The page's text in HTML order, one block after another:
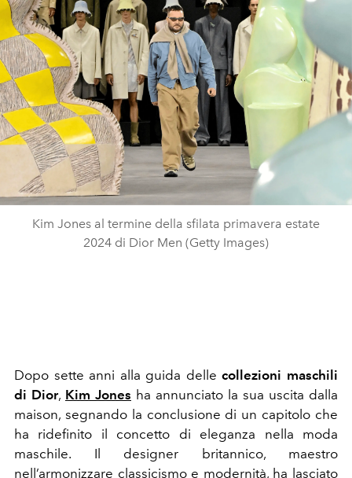
Kim Jones al termine della sfilata primavera estate
2024 di Dior Men (Getty Images)
Dopo sette anni alla guida dellecollezioni maschili
di Dior, Kim Jones ha annunciato la sua uscita dalla
maison, segnando la conclusione di un capitolo che
ha ridefinito il concetto di eleganza nella moda
maschile. Il designer britannico, maestro
nell’armonizzare classicismo e modernità, ha lasciato